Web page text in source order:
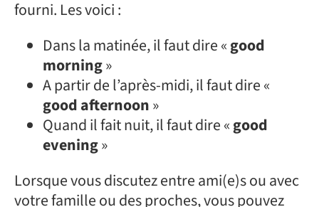
fourni. Les voici :
Dans la matinée, il faut dire «good
morning»
A partir de l’après-midi, il faut dire «
good afternoon»
Quand il fait nuit, il faut dire «good
evening»
Lorsque vous discutez entre ami(e)s ou avec
votre famille ou des proches, vous pouvez